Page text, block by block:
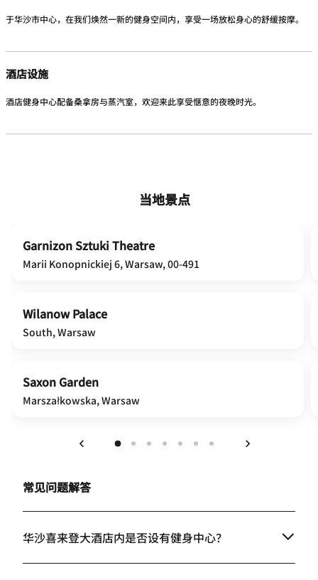
于华沙市中心，在我们焕然一新的健身空间内，享受一场放松身心的舒缓按摩。
酒店设施
酒店健身中心配备桑拿房与蒸汽室，欢迎来此享受惬意的夜晚时光。
当地景点
Garnizon Sztuki Theatre
Marii Konopnickiej 6, Warsaw, 00-491
Wilanow Palace
South, Warsaw
Saxon Garden
Marszałkowska, Warsaw
常见问题解答
华沙喜来登大酒店内是否设有健身中心？